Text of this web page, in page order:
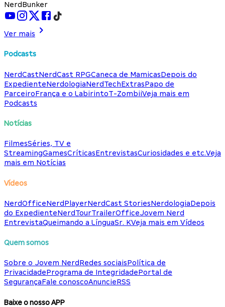
NerdBunker
Ver mais
Podcasts
NerdCastNerdCast RPGCaneca de MamicasDepois do
ExpedienteNerdologiaNerdTechExtrasPapo de
ParceiroFrança e o LabirintoT-ZombiiVeja mais em
Podcasts
Notícias
FilmesSéries, TV e
StreamingGamesCríticasEntrevistasCuriosidades e etc.Veja
mais em Notícias
Vídeos
NerdOfficeNerdPlayerNerdCast StoriesNerdologiaDepois
do ExpedienteNerdTourTrailerOfficeJovem Nerd
EntrevistaQueimando a LínguaSr. KVeja mais em Vídeos
Quem somos
Sobre o Jovem NerdRedes sociaisPolítica de
PrivacidadePrograma de IntegridadePortal de
SegurançaFale conoscoAnuncieRSS
Baixe o nosso APP